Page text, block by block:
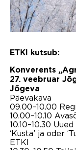
ETKI kutsub:
Konverents
27. veebruar
Jõgeva
Päevakava
09.00–10.00
10.00–10.10
10.10–10.30
‘Kusta’ ja oder
ETKI